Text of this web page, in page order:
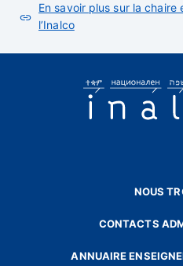
En savoir plus sur la
l’Inalco
NOUS
CONTACTS
ANNUAIRE